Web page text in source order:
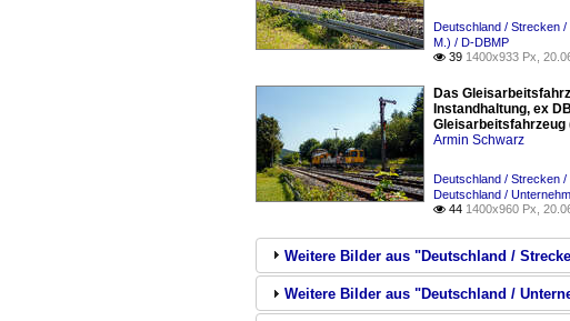
Deutschland / Strecken /
M.) / D-DBMP
 39 1400x933 Px,
Das
Instandhaltung, ex
Gleisarbeitsfahrzeug
Armin Schwarz
Deutschland / Strecken /
Deutschland /
 44 1400x960 Px,
Weitere Bilder aus "Deutschland /
Weitere Bilder aus "Deutschland /